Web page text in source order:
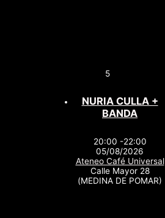
5
NURIA CULLA +
BANDA
20:00 -22:00
05/08/2026
Ateneo Café Universal
Calle Mayor 28
(MEDINA DE POMAR)